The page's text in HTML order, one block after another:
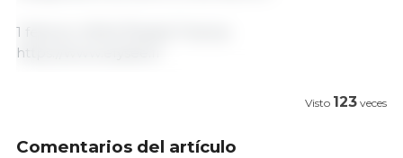
1 febrero 2024/ Élysée/ Francia.
https://www.elysee.fr
Visto 123 veces
Comentarios del artículo